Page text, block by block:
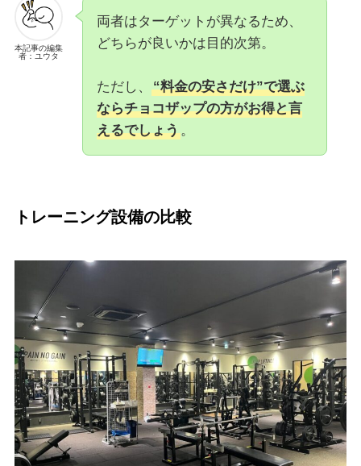
本記事の編集
者：ユウタ
両者はターゲットが異なるため、
どちらが良いかは目的次第。
ただし、
“料金の安さだけ”で選ぶ
ならチョコザップの方がお得と言
えるでしょう。
トレーニング設備の比較